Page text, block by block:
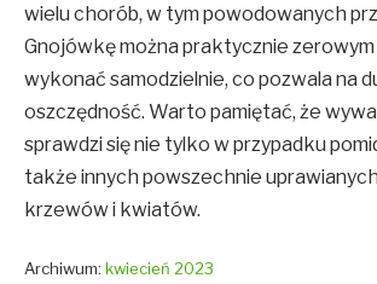
wielu chorób, w tym powodowanych
Gnojówkę można praktycznie
wykonać samodzielnie, co pozwala na
oszczędność. Warto pamiętać, że
sprawdzi się nie tylko w przypadku
także innych powszechnie
krzewów i kwiatów.
Archiwum: kwiecień 2023